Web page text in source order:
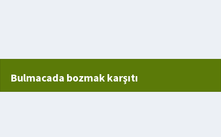
Bulmacada bozmak karşıtı